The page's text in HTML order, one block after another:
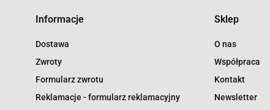
Informacje
Dostawa
Zwroty
Formularz zwrotu
Reklamacje - formularz reklamacyjny
Sklep
O nas
Współpraca
Kontakt
Newsletter